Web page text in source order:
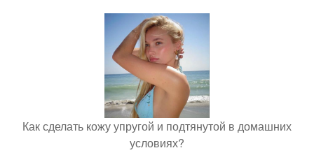
Как сделать кожу упругой и подтянутой в домашних
условиях?